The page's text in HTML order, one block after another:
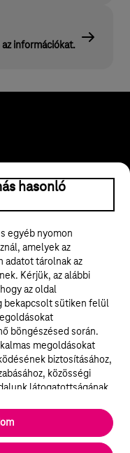
az információkat.
hasonló
egyéb nyomon
amelyek az
adatot tárolnak az
Kérjük, az alábbi
az oldal
bekapcsolt sütiken felül
böngészésed során.
megoldásokat
biztosításához,
közösségi
látogatottságának
és nem lehet
rendszerünkből. A
bizonyos